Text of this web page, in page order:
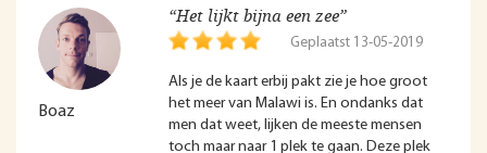
Boaz
“Het lijkt bijna een zee”
Geplaatst 13-05-2019
Als je de kaart erbij pakt zie je hoe groot
het meer van Malawi is. En ondanks dat
men dat weet, lijken de meeste mensen
toch maar naar 1 plek te gaan. Deze plek